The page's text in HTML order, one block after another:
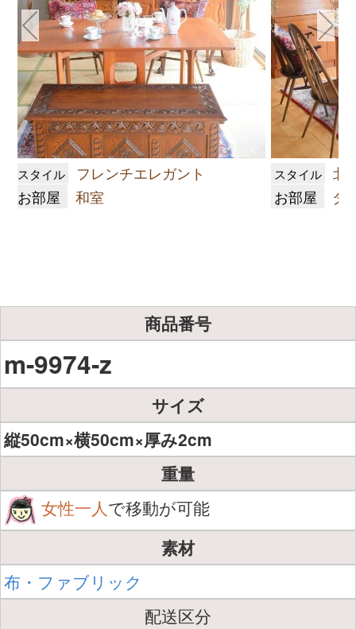
スタイル
フレンチエレガント
お部屋
和室
スタイル
北
お部屋
ダ
商品番号
m-9974-z
サイズ
縦50cm×横50cm×厚み2cm
重量
女性一人で移動が可能
素材
布・ファブリック
配送区分